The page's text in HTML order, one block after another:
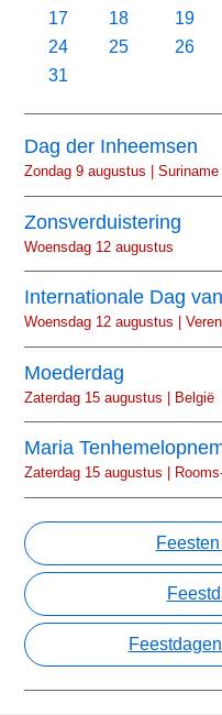
17
18 19
24
25 26
31
Dag der Inheemsen
Zondag 9 augustus | Suriname
Zonsverduistering
Woensdag 12 augustus
Internationale Dag
Woensdag 12 augustus |
Moederdag
Zaterdag 15 augustus | België
Maria
Zaterdag 15 augustus |